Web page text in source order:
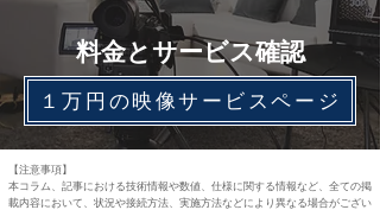
料金とサービス確認
１万円の映像サービスページ
【注意事項】
本コラム、記事における技術情報や数値、仕様に関する情報など、全ての掲
載内容において、状況や接続方法、実施方法などにより異なる場合がござい